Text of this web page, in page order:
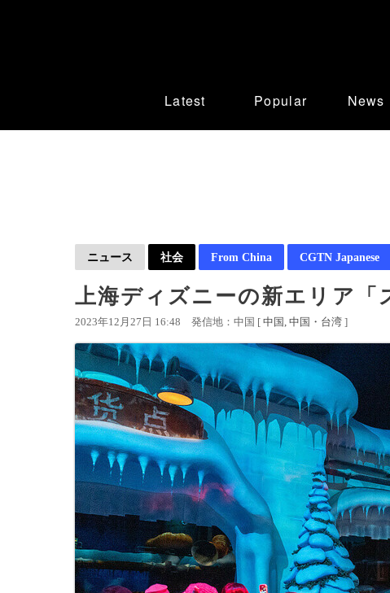
Latest Popular News
ニュース 社会 From China CGTN Japanese
上海ディズニーの新エリア「
2023年12月27日 16:48 発信地：中国 [ 中国 中国・台湾 ]